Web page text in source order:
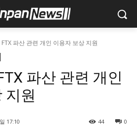
FTX 파산 관련 개인 이용자 보상 지원
파산 관련 개인
지원
17:10 0
44